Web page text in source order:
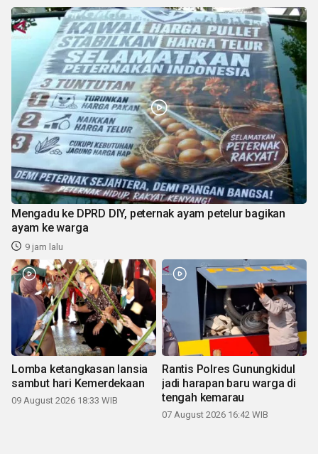
Mengadu ke DPRD DIY, peternak ayam petelur bagikan
ayam ke warga
9 jam lalu
Lomba ketangkasan lansia
sambut hari Kemerdekaan
09 August 2026 18:33 WIB
Rantis Polres Gunungkidul
jadi harapan baru warga di
tengah kemarau
07 August 2026 16:42 WIB